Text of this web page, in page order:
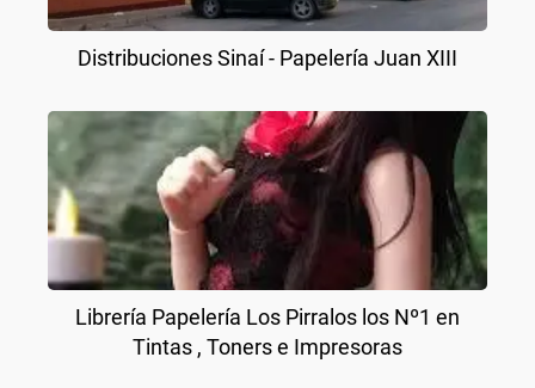
Distribuciones Sinaí - Papelería Juan XIII
Librería Papelería Los Pirralos los Nº1 en
Tintas , Toners e Impresoras